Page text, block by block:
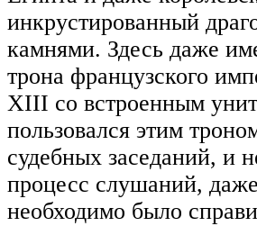
инкрустированный
камнями. Здесь даже
трона французского
XIII со встроенным
пользовался этим
судебных заседаний, и
процесс слушаний,
необходимо было